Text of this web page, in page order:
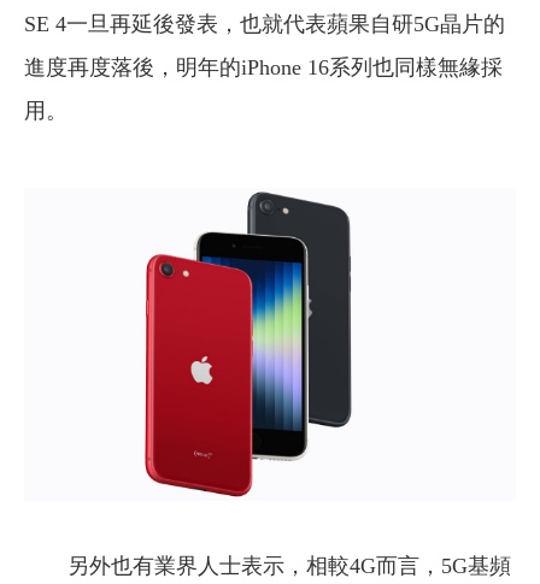
SE 4一旦再延後發表，也就代表蘋果自研5G晶片的
進度再度落後，明年的iPhone 16系列也同樣無緣採
用。
另外也有業界人士表示，相較4G而言，5G基頻